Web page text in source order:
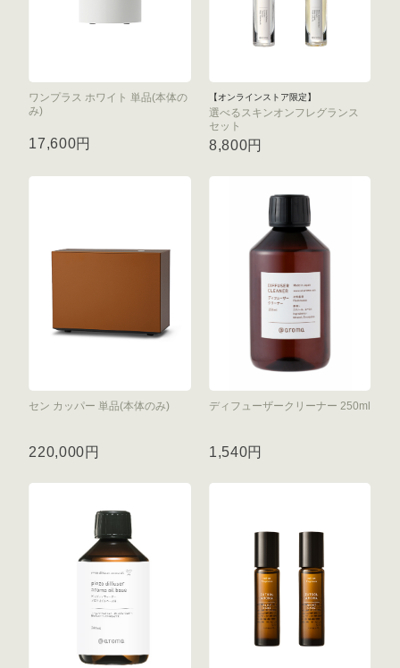
ワンプラス ホワイト 単品(本体の
み)
17,600円
【オンラインストア限定】
選べるスキンオンフレグランス
セット
8,800円
セン カッパー 単品(本体のみ)
220,000円
ディフューザークリーナー 250ml
1,540円